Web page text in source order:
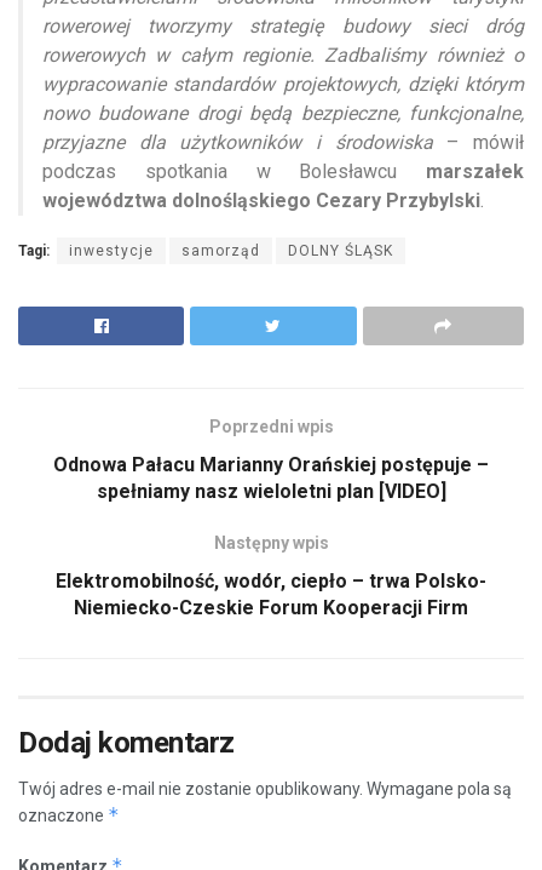
rowerowej tworzymy strategię budowy sieci dróg
rowerowych w całym regionie. Zadbaliśmy również o
wypracowanie standardów projektowych, dzięki którym
nowo budowane drogi będą bezpieczne, funkcjonalne,
przyjazne dla użytkowników i środowiska– mówił
podczas spotkania w Bolesławcu marszałek
województwa dolnośląskiego Cezary Przybylski.
Tagi: inwestycje samorząd DOLNY ŚLĄSK
Poprzedni wpis
Odnowa Pałacu Marianny Orańskiej postępuje –
spełniamy nasz wieloletni plan [VIDEO]
Następny wpis
Elektromobilność, wodór, ciepło – trwa Polsko-
Niemiecko-Czeskie Forum Kooperacji Firm
Dodaj komentarz
Twój adres e-mail nie zostanie opublikowany. Wymagane pola są
oznaczone *